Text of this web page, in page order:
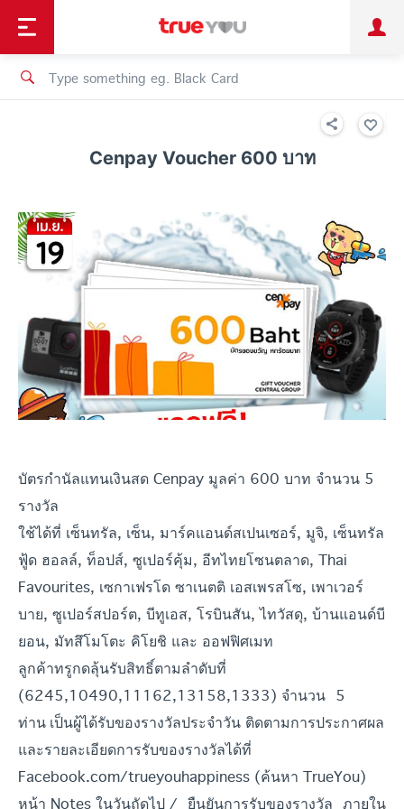
Personal Business
Shopping
เทรนด์เทคโนโลยี
Cenpay Voucher 600 บาท
บัตรกำนัลแทนเงินสด Cenpay มูลค่า 600 บาท จำนวน 5
รางวัล
ใช้ได้ที่ เซ็นทรัล, เซ็น, มาร์คแอนด์สเปนเซอร์, มูจิ, เซ็นทรัล
ฟู้ด ฮอลล์, ท็อปส์, ซูเปอร์คุ้ม, อีทไทยโซนตลาด, Thai
Favourites, เซกาเฟรโด ซาเนตติ เอสเพรสโซ, เพาเวอร์
บาย, ซูเปอร์สปอร์ต, บีทูเอส, โรบินสัน, ไทวัสดุ, บ้านแอนด์บี
ยอน, มัทสึโมโตะ คิโยชิ และ ออฟฟิศเมท
ลูกค้าทรูกดลุ้นรับสิทธิ์ตามลำดับที่
(6245,10490,11162,13158,1333) จำนวน 5
ท่าน เป็นผู้ได้รับของรางวัลประจำวัน ติดตามการประกาศผล
และรายละเอียดการรับของรางวัลได้ที่
Facebook.com/trueyouhappiness (ค้นหา TrueYou)
หน้า Notes ในวันถัดไป / ยืนยันการรับของรางวัล ภายใน